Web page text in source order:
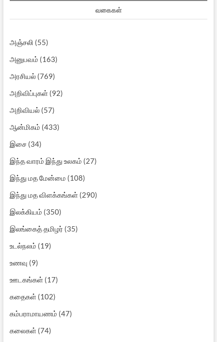
வகைகள்
அஞ்சலி (55)
அனுபவம் (163)
அரசியல்(769)
அறிவிப்புகள்(92)
அறிவியல்(57)
ஆன்மிகம் (433)
இசை(34)
இந்த வாரம் இந்து உலகம் (27)
இந்து மத மேன்மை (108)
இந்து மத விளக்கங்கள்(290)
இலக்கியம் (350)
இலங்கைத் தமிழர் (35)
உடல்நலம் (19)
உணவு (9)
ஊடகங்கள்(17)
கதைகள்(102)
கம்பராமாயணம் (47)
கலைகள்(74)